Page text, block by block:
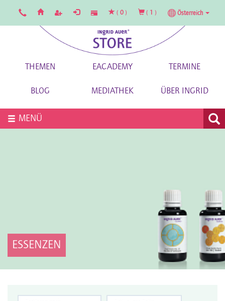
( 0 ) ( 1 ) Österreich
THEMEN EACADEMY TERMINE
BLOG MEDIATHEK ÜBER INGRID
MENÜ
ESSENZEN